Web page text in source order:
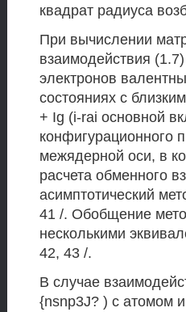
квадрат радиуса
При вычислении
взаимодействия
электронов
состояниях с
+ Ig (i-rai основной
конфигурационного
межядерной оси, в
расчета обменного
асимптотический
41 /. Обобщение
несколькими
42, 43 /.
В случае
{nsnp3J? ) с атомом